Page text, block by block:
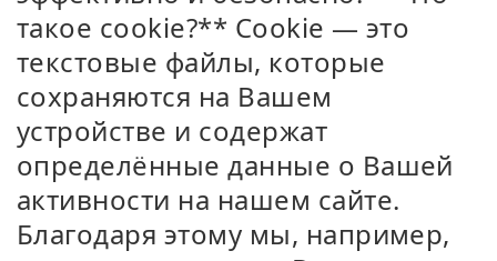
такое cookie?** Cookie — это
текстовые файлы, которые
сохраняются на Вашем
устройстве и содержат
определённые данные о Вашей
активности на нашем сайте.
Благодаря этому мы, например,